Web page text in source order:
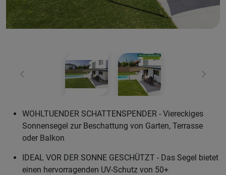
Zurück Weiter
WOHLTUENDER SCHATTENSPENDER - Viereckiges
Sonnensegel zur Beschattung von Garten, Terrasse
oder Balkon
IDEAL VOR DER SONNE GESCHÜTZT - Das Segel bietet
einen hervorragenden UV-Schutz von 50+